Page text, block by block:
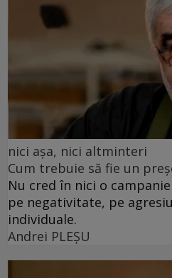
nici așa, nici altminteri
Cum trebuie să fie un
Nu cred în nici o
pe negativitate, pe
individuale.
Andrei PLEŞU